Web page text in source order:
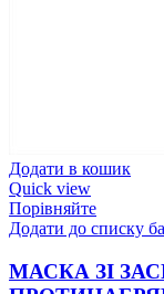
Додати в кошик
Quick view
Порівняйте
Додати до списку
МАСКА ЗІ